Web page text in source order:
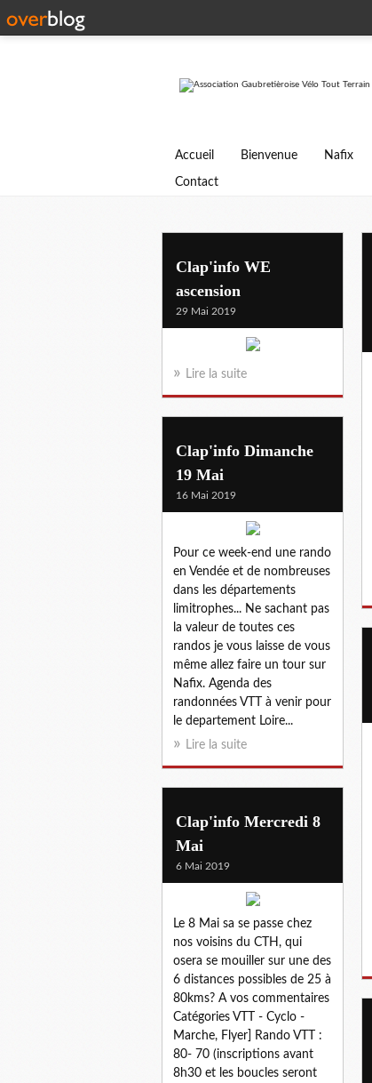
Accueil Bienvenue Nafix
Contact
Clap'info WE
ascension
29 Mai 2019
Lire la suite
Clap'info Dimanche
19 Mai
16 Mai 2019
Pour ce week-end une rando
en Vendée et de nombreuses
dans les départements
limitrophes... Ne sachant pas
la valeur de toutes ces
randos je vous laisse de vous
même allez faire un tour sur
Nafix. Agenda des
randonnées VTT à venir pour
le departement Loire...
Lire la suite
Clap'info Mercredi 8
Mai
6 Mai 2019
Le 8 Mai sa se passe chez
nos voisins du CTH, qui
osera se mouiller sur une des
6 distances possibles de 25 à
80kms? A vos commentaires
Catégories VTT - Cyclo -
Marche, Flyer] Rando VTT :
80- 70 (inscriptions avant
8h30 et les boucles seront